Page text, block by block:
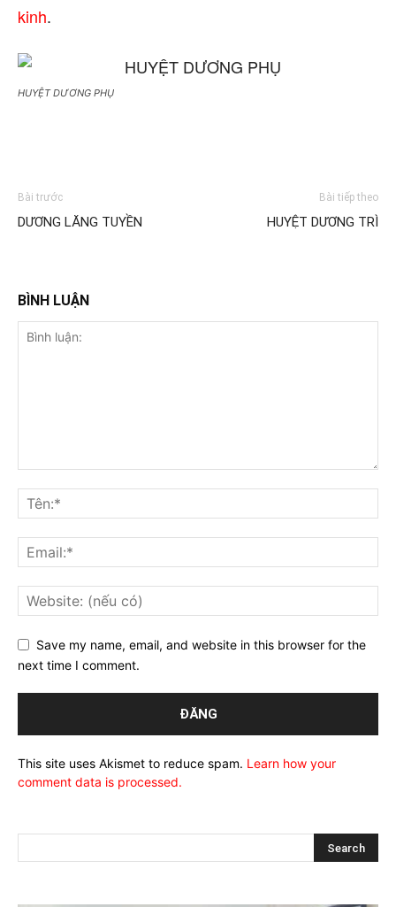
kinh.
HUYỆT DƯƠNG PHỤ
Bài trước
DƯƠNG LĂNG TUYỀN
Bài tiếp theo
HUYỆT DƯƠNG TRÌ
BÌNH LUẬN
Save my name, email, and website in this browser for the
next time I comment.
This site uses Akismet to reduce spam. Learn how your
comment data is processed.